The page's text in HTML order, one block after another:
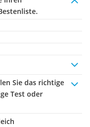
Sie das richtige
Test oder